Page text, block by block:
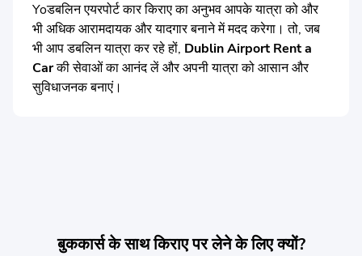
Yoडबलिन एयरपोर्ट कार किराए का अनुभव आपके यात्रा को और
भी अधिक आरामदायक और यादगार बनाने में मदद करेगा। तो, जब
भी आप डबलिन यात्रा कर रहे हों, Dublin Airport Rent a
Carकी सेवाओं का आनंद लें और अपनी यात्रा को आसान और
सुविधाजनक बनाएं।
बुककार्स के साथ किराए पर लेने के लिए क्यों?